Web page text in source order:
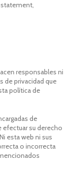
responsables ni
de privacidad que
política de
de
efectuar su derecho
esta web ni sus
o incorrecta